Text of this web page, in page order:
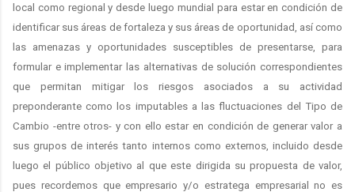
local como regional y desde luego mundial para estar en condición de
identificar sus áreas de fortaleza y sus áreas de oportunidad, así como
las amenazas y oportunidades susceptibles de presentarse, para
formular e implementar las alternativas de solución correspondientes
que permitan mitigar los riesgos asociados a su actividad
preponderante como los imputables a las fluctuaciones del Tipo de
Cambio -entre otros- y con ello estar en condición de generar valor a
sus grupos de interés tanto internos como externos, incluido desde
luego el público objetivo al que este dirigida su propuesta de valor,
pues recordemos que empresario y/o estratega empresarial no es